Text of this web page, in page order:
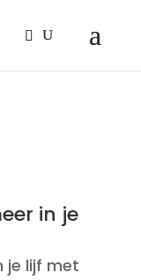
in je
je lijf met